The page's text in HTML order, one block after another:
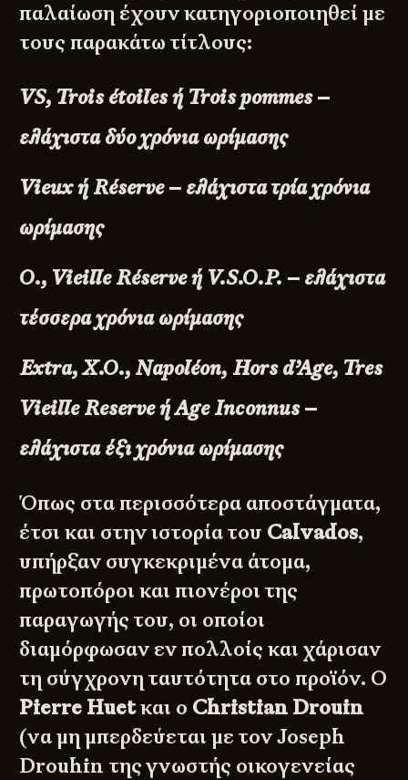
παλαίωση έχουν κατηγοριοποιηθεί με
τους παρακάτω τίτλους:
VS, Trois étoiles ή Trois pommes –
ελάχιστα δύο χρόνια ωρίμασης
Vieux ή Réserve – ελάχιστα τρία χρόνια
ωρίμασης
O., Vieille Réserve ή V.S.O.P. – ελάχιστα
τέσσερα χρόνια ωρίμασης
Extra, X.O., Napoléon, Hors d’Age, Tres
Vieille Reserve ή Age Inconnus –
ελάχιστα έξι χρόνια ωρίμασης
Όπως στα περισσότερα αποστάγματα,
έτσι και στην ιστορία του Calvados,
υπήρξαν συγκεκριμένα άτομα,
πρωτοπόροι και πιονέροι της
παραγωγής του, οι οποίοι
διαμόρφωσαν εν πολλοίς και χάρισαν
τη σύγχρονη ταυτότητα στο προϊόν. Ο
Pierre Huetκαι ο Christian Drouin
(να μη μπερδεύεται με τον Joseph
Drouhin της γνωστής οικογενείας